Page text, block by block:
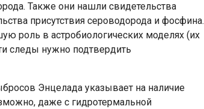
Также они нашли свидетельства
присутствия сероводорода и фосфина.
роль в астробиологических моделях (их
следы нужно подтвердить
Энцелада указывает на наличие
даже с гидротермальной